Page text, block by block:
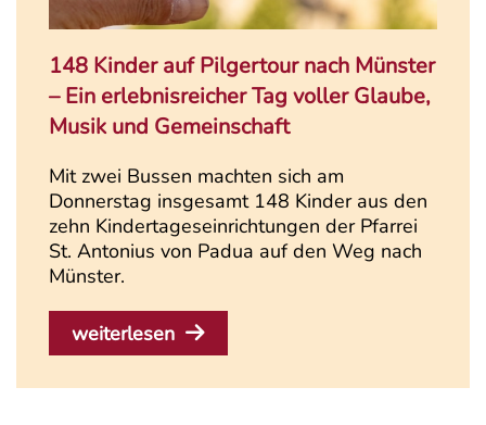
148 Kinder auf Pilgertour nach Münster
– Ein erlebnisreicher Tag voller Glaube,
Musik und Gemeinschaft
Mit zwei Bussen machten sich am
Donnerstag insgesamt 148 Kinder aus den
zehn Kindertageseinrichtungen der Pfarrei
St. Antonius von Padua auf den Weg nach
Münster.
weiterlesen